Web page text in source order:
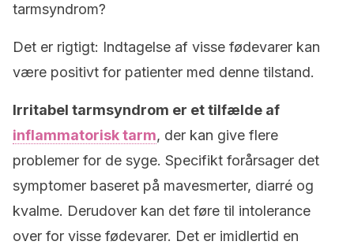
tarmsyndrom?
Det er rigtigt: Indtagelse af visse fødevarer kan
være positivt for patienter med denne tilstand.
Irritabel tarmsyndrom er et tilfælde af
inflammatorisk tarm, der kan give flere
problemer for de syge. Specifikt forårsager det
symptomer baseret på mavesmerter, diarré og
kvalme. Derudover kan det føre til intolerance
over for visse fødevarer. Det er imidlertid en